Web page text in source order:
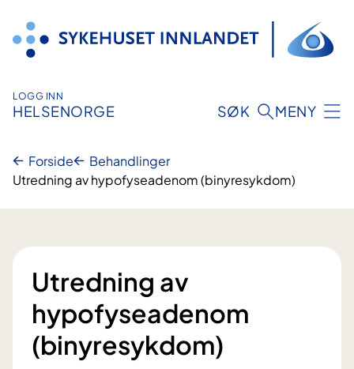
innhold
LOGG INN
HELSENORGE SØK MENY
Forside
Behandlinger
Utredning av hypofyseadenom (binyresykdom)
Utredning av
hypofyseadenom
(binyresykdom)